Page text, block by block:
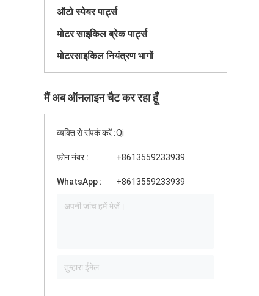
ऑटो स्पेयर पार्ट्स
मोटर साइकिल ब्रेक पार्ट्स
मोटरसाइकिल नियंत्रण भागों
मैं अब ऑनलाइन चैट कर रहा हूँ
व्यक्ति से संपर्क करें :Qi
फ़ोन नंबर : +8613559233939
WhatsApp : +8613559233939